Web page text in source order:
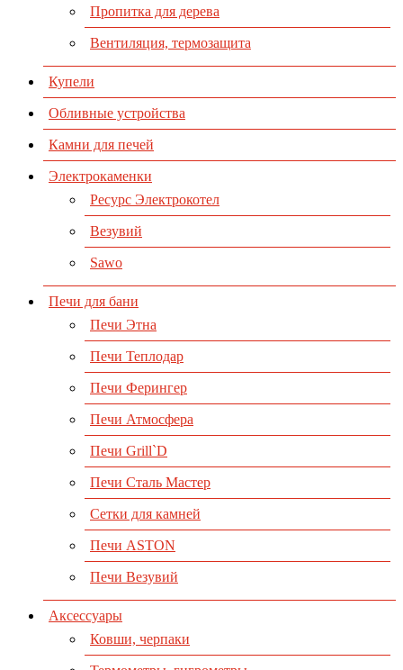
Пропитка для дерева
Вентиляция, термозащита
Купели
Обливные устройства
Камни для печей
Электрокаменки
Ресурс Электрокотел
Везувий
Sawo
Печи для бани
Печи Этна
Печи Теплодар
Печи Ферингер
Печи Атмосфера
Печи Grill`D
Печи Сталь Мастер
Сетки для камней
Печи ASTON
Печи Везувий
Аксессуары
Ковши, черпаки